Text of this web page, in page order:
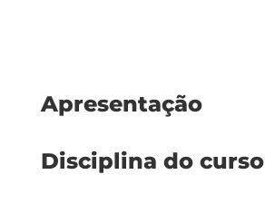
Apresentação
Disciplina do curso